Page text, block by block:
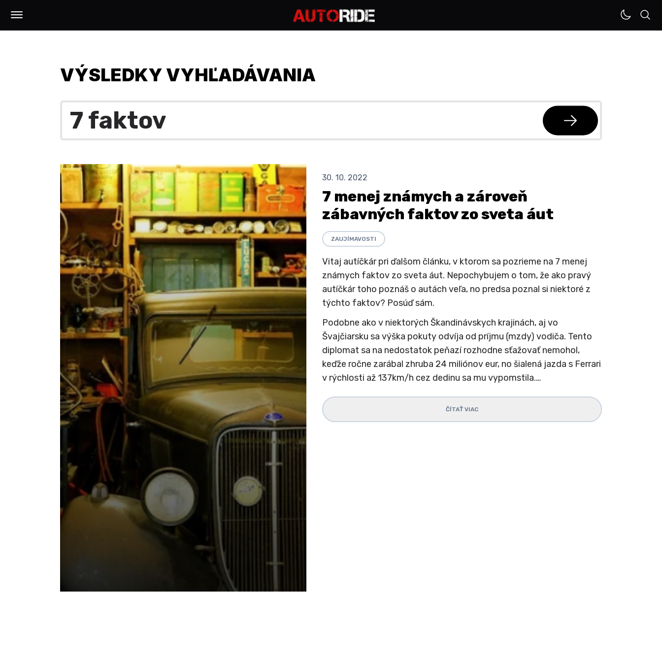
VÝSLEDKY VYHĽADÁVANIA
30. 10. 2022
7 menej známych a zároveň
zábavných faktov zo sveta áut
ZAUJÍMAVOSTI
Vitaj autíčkár pri ďalšom článku, v ktorom sa pozrieme na 7 menej
známych faktov zo sveta áut. Nepochybujem o tom, že ako pravý
autíčkár toho poznáš o autách veľa, no predsa poznal si niektoré z
týchto faktov? Posúď sám.
Podobne ako v niektorých Škandinávskych krajinách, aj vo
Švajčiarsku sa výška pokuty odvíja od príjmu (mzdy) vodiča. Tento
diplomat sa na nedostatok peňazí rozhodne sťažovať nemohol,
keďže ročne zarábal zhruba 24 miliónov eur, no šialená jazda s Ferrari
v rýchlosti až 137km/h cez dedinu sa mu vypomstila.…
ČÍTAŤ VIAC